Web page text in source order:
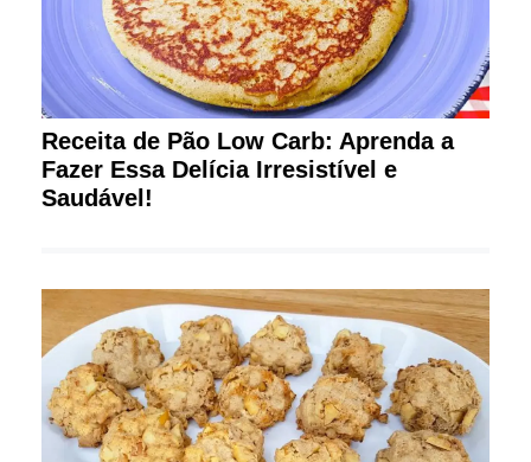
Receita de Pão Low Carb: Aprenda a
Fazer Essa Delícia Irresistível e
Saudável!